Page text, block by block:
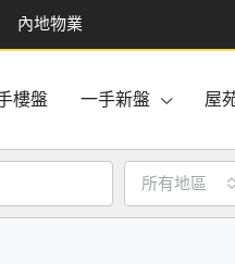
內地物業
樓盤 一手新盤 屋
所有地區